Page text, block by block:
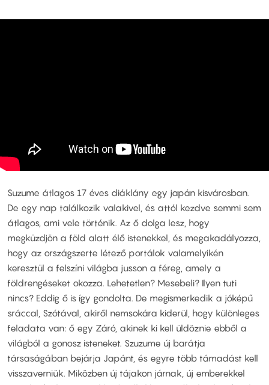
Suzume átlagos 17 éves diáklány egy japán kisvárosban.
De egy nap találkozik valakivel, és attól kezdve semmi sem
átlagos, ami vele történik. Az ő dolga lesz, hogy
megküzdjön a föld alatt élő istenekkel, és megakadályozza,
hogy az országszerte létező portálok valamelyikén
keresztül a felszíni világba jusson a féreg, amely a
földrengéseket okozza. Lehetetlen? Mesebeli? Ilyen tuti
nincs? Eddig ő is így gondolta. De megismerkedik a jóképű
sráccal, Szótával, akiről nemsokára kiderül, hogy különleges
feladata van: ő egy Záró, akinek ki kell üldöznie ebből a
világból a gonosz isteneket. Szuzume új barátja
társaságában bejárja Japánt, és egyre több támadást kell
visszaverniük. Miközben új tájakon járnak, új emberekkel